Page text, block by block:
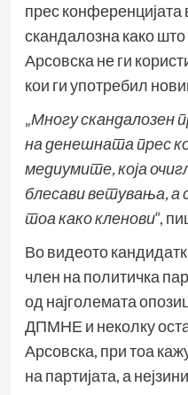
прес конференцијата
скандалозна како
Арсовска не ги
кои ги употребил
„Многу скандалозен
на денешната прес
медиумите, која
блесави ветувања, а
тоа како кленови“,
Во видеото
член на политичка
од најголемата
ДПМНЕ и неколку
Арсовска, при тоа
на партијата, а